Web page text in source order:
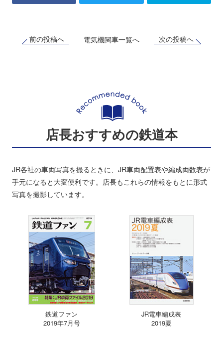
前の投稿へ 電気機関車一覧へ 次の投稿へ
店長おすすめの鉄道本
JR各社の車両写真を撮るときに、JR車両配置表や編成両数表が
手元になると大変便利です。店長もこれらの情報をもとに形式
写真を撮影しています。
鉄道ファン
2019年7月号
JR電車編成表
2019夏